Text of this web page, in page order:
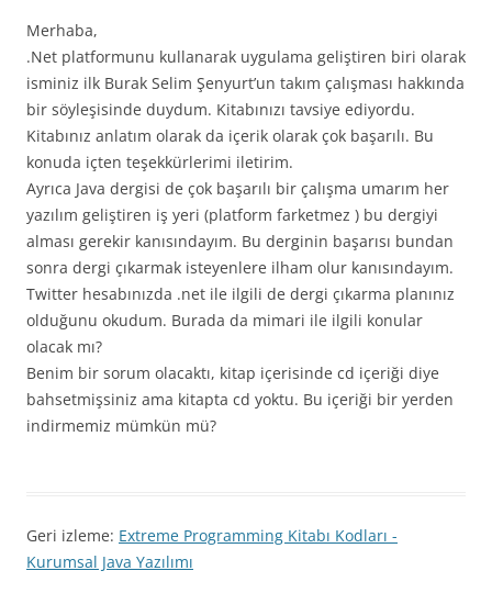
Merhaba,
.Net platformunu kullanarak uygulama geliştiren biri olarak
isminiz ilk Burak Selim Şenyurt’un takım çalışması hakkında
bir söyleşisinde duydum. Kitabınızı tavsiye ediyordu.
Kitabınız anlatım olarak da içerik olarak çok başarılı. Bu
konuda içten teşekkürlerimi iletirim.
Ayrıca Java dergisi de çok başarılı bir çalışma umarım her
yazılım geliştiren iş yeri (platform farketmez ) bu dergiyi
alması gerekir kanısındayım. Bu derginin başarısı bundan
sonra dergi çıkarmak isteyenlere ilham olur kanısındayım.
Twitter hesabınızda .net ile ilgili de dergi çıkarma planınız
olduğunu okudum. Burada da mimari ile ilgili konular
olacak mı?
Benim bir sorum olacaktı, kitap içerisinde cd içeriği diye
bahsetmişsiniz ama kitapta cd yoktu. Bu içeriği bir yerden
indirmemiz mümkün mü?
Geri izleme: Extreme Programming Kitabı Kodları -
Kurumsal Java Yazılımı